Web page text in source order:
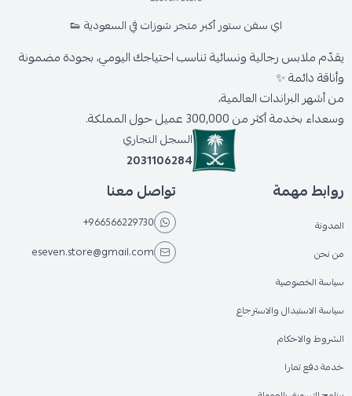
اي سفن ستور أكبر متجر شوزات في السعودية 👟
يقدّم ملابس رجالية ونسائية تناسب احتياجك اليومي، بجودة مضمونة
وأناقة دائمة ✨
من أشهر البراندات العالمية،
وسعداء بخدمة أكثر من 300,000 عميل حول المملكة.
السجل التجاري
2031106284
روابط مهمة
المدونة
من نحن
سياسة الخصوصية
سياسة الاستبدال والاسترجاع
الشروط والاحكام
خدمة دفع تمارا
تواصل معنا
+966566229730
eseven.store@gmail.com